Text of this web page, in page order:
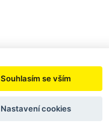
Souhlasím se vším
Nastavení cookies